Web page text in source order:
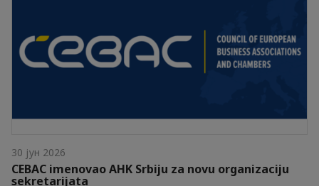
30 јун 2026
CEBAC imenovao AHK Srbiju za novu organizaciju
sekretarijata